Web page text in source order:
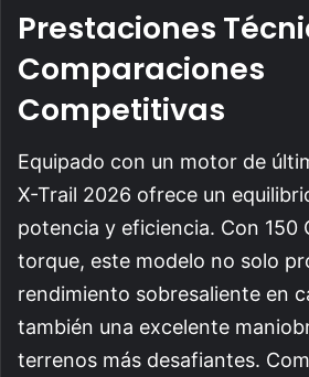
Prestaciones
Comparaciones
Competitivas
Equipado con un motor de
X-Trail 2026 ofrece un
potencia y eficiencia. Con 150
torque, este modelo no solo
rendimiento sobresaliente en
también una excelente
terrenos más desafiantes.